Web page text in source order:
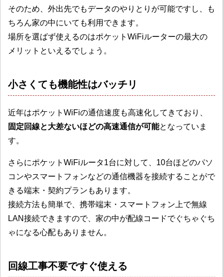
そのため、外出先でもデータのやりとりが可能ですし、も
ちろん家の中にいても利用できます。
場所を選ばず使えるのはポケットWiFiルーターの最大の
メリットといえるでしょう。
小さくても機能性はバッチリ
近年はポケットWiFiの通信速度も高速化してきており、
固定回線と大差ないほどの高速通信が可能となっていま
す。
さらにポケットWiFiルータ1台に対して、10台ほどのパソ
コンやスマートフォンなどの通信機器を接続することがで
きる端末・契約プランもあります。
接続方法も簡単で、携帯端末・スマートフォン上で無線
LAN接続できますので、家の中が配線コードでぐちゃぐち
ゃになる心配もありません。
回線工事不要ですぐ使える